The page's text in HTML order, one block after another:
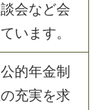
会など会
います。
的年金制
充実を求